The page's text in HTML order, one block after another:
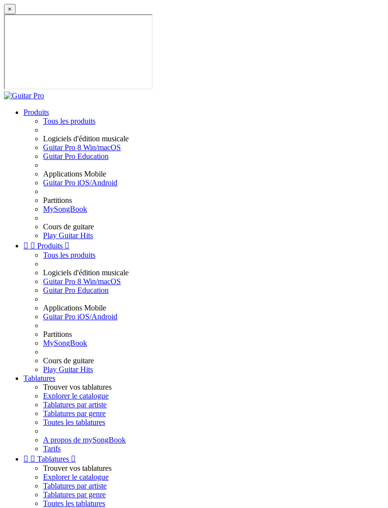
×
Produits
Tous les produits
Logiciels d'édition musicale
Guitar Pro 8 Win/macOS
Guitar Pro Education
Applications Mobile
Guitar Pro iOS/Android
Partitions
MySongBook
Cours de guitare
Play Guitar Hits
  Produits 
Tous les produits
Logiciels d'édition musicale
Guitar Pro 8 Win/macOS
Guitar Pro Education
Applications Mobile
Guitar Pro iOS/Android
Partitions
MySongBook
Cours de guitare
Play Guitar Hits
Tablatures
Trouver vos tablatures
Explorer le catalogue
Tablatures par artiste
Tablatures par genre
Toutes les tablatures
A propos de mySongBook
Tarifs
  Tablatures 
Trouver vos tablatures
Explorer le catalogue
Tablatures par artiste
Tablatures par genre
Toutes les tablatures